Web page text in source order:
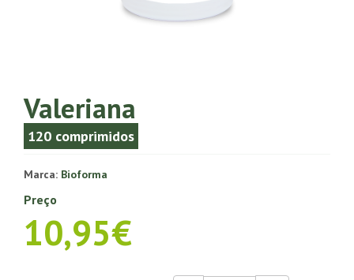
Valeriana
120 comprimidos
Marca: Bioforma
Preço
10,95€